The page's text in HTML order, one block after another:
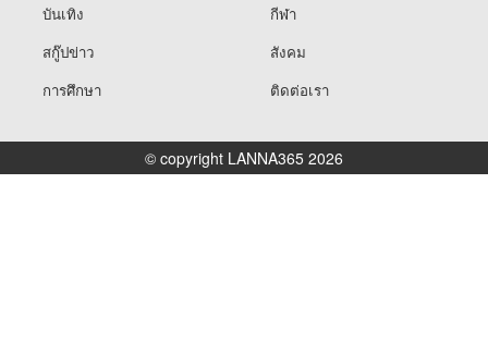
บันเทิง
กีฬา
สกู๊ปข่าว
สังคม
การศึกษา
ติดต่อเรา
© copyright LANNA365 2026